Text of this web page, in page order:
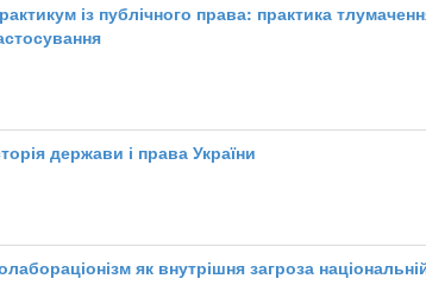
із публічного права: практика
держави і права України
як внутрішня загроза